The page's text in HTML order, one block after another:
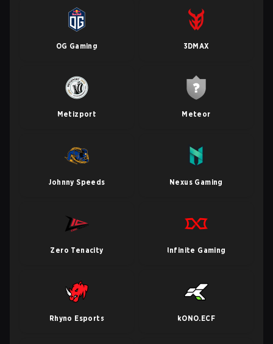
OG Gaming 3DMAX
Metizport Meteor
Johnny Speeds Nexus Gaming
Zero Tenacity Infinite Gaming
Rhyno Esports kONO.ECF